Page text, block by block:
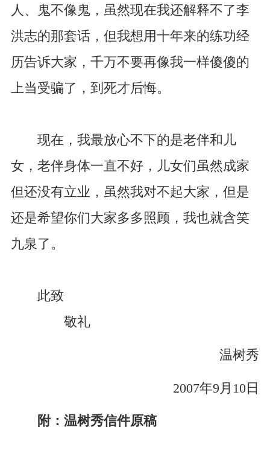
人、鬼不像鬼，虽然现在我还解释不了李
洪志的那套话，但我想用十年来的练功经
历告诉大家，千万不要再像我一样傻傻的
上当受骗了，到死才后悔。
现在，我最放心不下的是老伴和儿
女，老伴身体一直不好，儿女们虽然成家
但还没有立业，虽然我对不起大家，但是
还是希望你们大家多多照顾，我也就含笑
九泉了。
此致
敬礼
温树秀
2007年9月10日
附：温树秀信件原稿